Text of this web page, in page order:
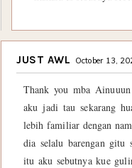
JUST AWL October 13,
Thank you mba
aku jadi tau sekarang
lebih familiar dengan
dia selalu barengan gitu
itu aku sebutnya kue